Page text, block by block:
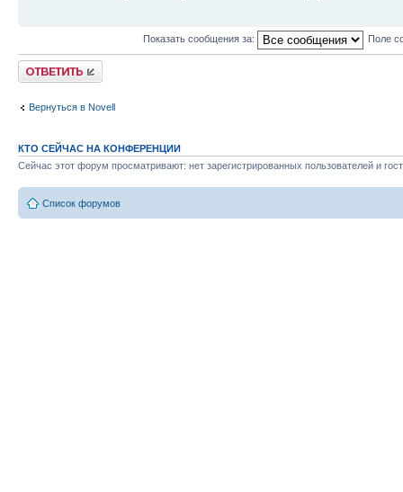
Показать сообщения за: Поле
Ответить
Вернуться в Novell
КТО СЕЙЧАС НА КОНФЕРЕНЦИИ
Сейчас этот форум просматривают: нет зарегистрированных пользователей и
Список форумов